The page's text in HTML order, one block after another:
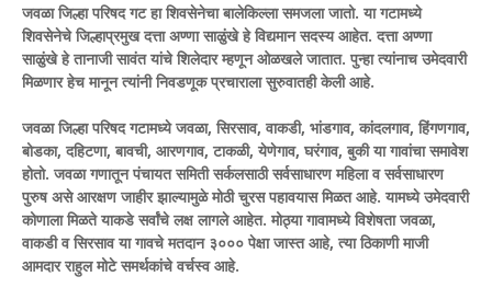
जवळा जिल्हा परिषद गट हा शिवसेनेचा बालेकिल्ला समजला जातो. या गटामध्ये
शिवसेनेचे जिल्हाप्रमुख दत्ता अण्णा साळुंखे हे विद्यमान सदस्य आहेत. दत्ता अण्णा
साळुंखे हे तानाजी सावंत यांचे शिलेदार म्हणून ओळखले जातात. पुन्हा त्यांनाच उमेदवारी
मिळणार हेच मानून त्यांनी निवडणूक प्रचाराला सुरुवातही केली आहे.
जवळा जिल्हा परिषद गटामध्ये जवळा, सिरसाव, वाकडी, भांडगाव, कांदलगाव, हिंगणगाव,
बोडका, दहिटणा, बावची, आरणगाव, टाकळी, येणेगाव, घरंगाव, बुकी या गावांचा समावेश
होतो. जवळा गणातून पंचायत समिती सर्कलसाठी सर्वसाधारण महिला व सर्वसाधारण
पुरुष असे आरक्षण जाहीर झाल्यामुळे मोठी चुरस पहावयास मिळत आहे. यामध्ये उमेदवारी
कोणाला मिळते याकडे सर्वांचे लक्ष लागले आहेत. मोठ्या गावामध्ये विशेषता जवळा,
वाकडी व सिरसाव या गावचे मतदान ३००० पेक्षा जास्त आहे, त्या ठिकाणी माजी
आमदार राहुल मोटे समर्थकांचे वर्चस्व आहे.